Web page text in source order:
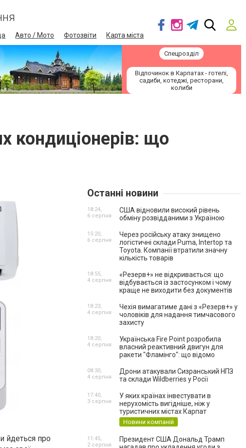
Авто / Мото Фотозвіти Карта міста
Спецрозділ
Відпочинок в Карпатах - готелі,
садиби, котеджі, ресторани,
колиби
кондиціонерів: що
йдеться про
Останні новини
США відновили високий рівень
обміну розвідданими з Україною
18:24,
6 серпня
Через російську атаку знищено
логістичні склади Puma, Intertop та
Toyota. Компанії втратили значну
кількість товарів
15:20,
6 серпня
«Резерв+» не відкривається: що
відбувається із застосунком і чому
краще не виходити без документів
18:55,
4 серпня
Чехія вимагатиме дані з «Резерв+» у
чоловіків для надання тимчасового
захисту
18:23,
4 серпня
Українська Fire Point розробила
власний реактивний двигун для
ракети "Фламінго": що відомо
18:20,
4 серпня
Дрони атакували Сизранський НПЗ
та склади Wildberries у Росії
08:30,
4 серпня
У яких країнах інвестувати в
нерухомість вигідніше, ніж у
туристичних містах Карпат
Новини компаній
17:40,
3 серпня
Президент США Дональд Трамп
11:45,
2 серпня